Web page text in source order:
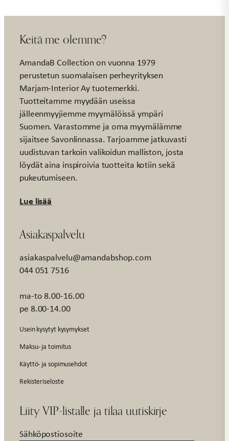
Keitä me olemme?
AmandaB Collection on vuonna 1979
perustetun suomalaisen perheyrityksen
Marjam-Interior Ay tuotemerkki.
Tuotteitamme myydään useissa
jälleenmyyjiemme myymälöissä ympäri
Suomen. Varastomme ja oma myymälämme
sijaitsee Savonlinnassa. Tarjoamme jatkuvasti
uudistuvan tarkoin valikoidun malliston, josta
löydät aina inspiroivia tuotteita kotiin sekä
pukeutumiseen.
Lue lisää
Asiakaspalvelu
asiakaspalvelu@amandabshop.com
044 051 7516
ma-to 8.00-16.00
pe 8.00-14.00
Usein kysytyt kysymykset
Maksu- ja toimitus
Käyttö- ja sopimusehdot
Rekisteriseloste
Liity VIP-listalle ja tilaa uutiskirje
Sähköpostiosoite